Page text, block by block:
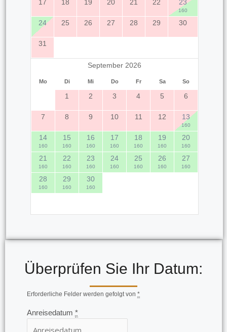
17 18 19 20 21 22 23
160
24 25 26 27 28 29 30
31
September 2026
Mo Di Mi Do Fr Sa So
1 2 3 4 5 6
7 8 9 10 11 12 13
160
14
160
15
160
16
160
17
160
18
160
19
160
20
160
21
160
22
160
23
160
24
160
25
160
26
160
27
160
28
160
29
160
30
160
Überprüfen Sie Ihr Datum:
Erforderliche Felder werden gefolgt von *
Anreisedatum *